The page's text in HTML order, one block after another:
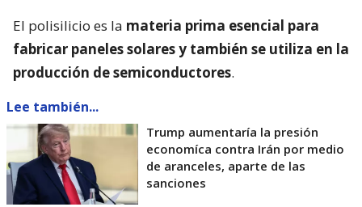
El polisilicio es la materia prima esencial para
fabricar paneles solares y también se utiliza en la
producción de semiconductores.
Lee también...
Trump aumentaría la presión
economíca contra Irán por medio
de aranceles, aparte de las
sanciones